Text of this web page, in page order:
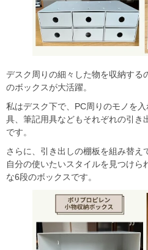
デスク周りの細々した物を収納する
のボックスが大活躍。
私はデスク下で、PC周りのモノを
具、筆記用具などもそれぞれの引き
です。
さらに、引き出しの棚板を組み替え
自分の使いたいスタイルを見つけら
な6段のボックスです。